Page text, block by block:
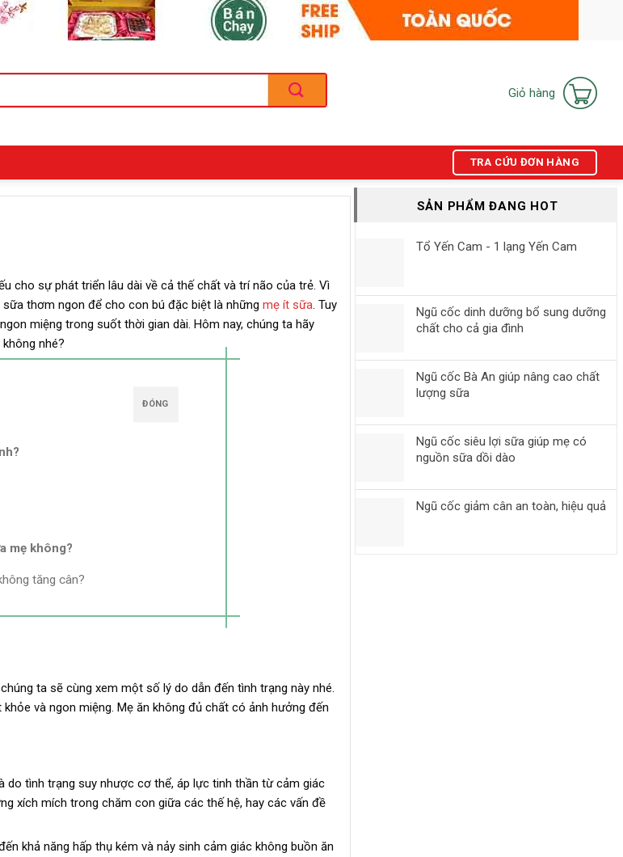
Giỏ hàng
TRA CỨU ĐƠN HÀNG
cho sự phát triển lâu dài về cả thế chất và trí não của trẻ. Vì
thơm ngon để cho con bú đặc biệt là những mẹ ít sữa . Tuy
miệng trong suốt thời gian dài. Hôm nay, chúng ta hãy
không nhé?
ĐÓNG
mẹ không?
tăng cân?
ta sẽ cùng xem một số lý do dẫn đến tình trạng này nhé.
và ngon miệng. Mẹ ăn không đủ chất có ảnh hưởng đến
do tình trạng suy nhược cơ thể, áp lực tinh thần từ cảm giác
xích mích trong chăm con giữa các thế hệ, hay các vấn đề
khả năng hấp thụ kém và nảy sinh cảm giác không buồn ăn
SẢN PHẨM ĐANG HOT
Tổ Yến Cam - 1 lạng Yến Cam
Ngũ cốc dinh dưỡng bổ sung dưỡng
chất cho cả gia đình
Ngũ cốc Bà An giúp nâng cao chất
lượng sữa
Ngũ cốc siêu lợi sữa giúp mẹ có
nguồn sữa dồi dào
Ngũ cốc giảm cân an toàn, hiệu quả